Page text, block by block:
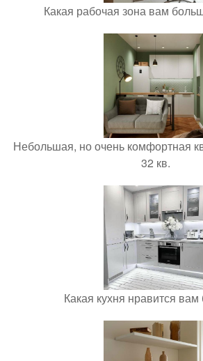
Какая рабочая зона вам
Небольшая, но очень комфортная
32 кв.
Какая кухня нравится